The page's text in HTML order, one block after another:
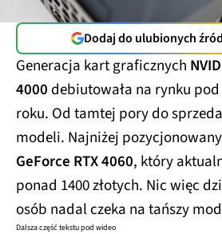
Dodaj do ulubionych
Generacja kart graficznych
4000 debiutowała na rynku
roku. Od tamtej pory do
modeli. Najniżej
GeForce RTX 4060, który
ponad 1400 złotych. Nic więc
osób nadal czeka na tańszy
Dalsza część tekstu pod wideo